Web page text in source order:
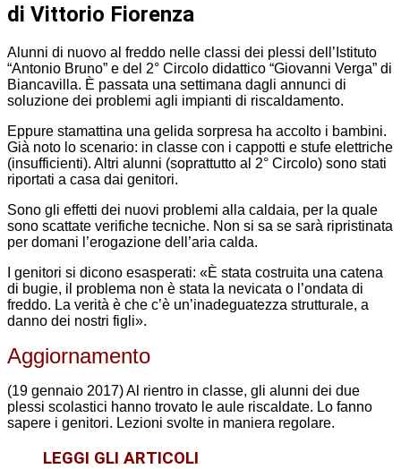
di Vittorio Fiorenza
Alunni di nuovo al freddo nelle classi dei plessi dell’Istituto
“Antonio Bruno” e del 2° Circolo didattico “Giovanni Verga” di
Biancavilla. È passata una settimana dagli annunci di
soluzione dei problemi agli impianti di riscaldamento.
Eppure stamattina una gelida sorpresa ha accolto i bambini.
Già noto lo scenario: in classe con i cappotti e stufe elettriche
(insufficienti). Altri alunni (soprattutto al 2° Circolo) sono stati
riportati a casa dai genitori.
Sono gli effetti dei nuovi problemi alla caldaia, per la quale
sono scattate verifiche tecniche. Non si sa se sarà ripristinata
per domani l’erogazione dell’aria calda.
I genitori si dicono esasperati: «È stata costruita una catena
di bugie, il problema non è stata la nevicata o l’ondata di
freddo. La verità è che c’è un’inadeguatezza strutturale, a
danno dei nostri figli».
Aggiornamento
(19 gennaio 2017) Al rientro in classe, gli alunni dei due
plessi scolastici hanno trovato le aule riscaldate. Lo fanno
sapere i genitori. Lezioni svolte in maniera regolare.
LEGGI GLI ARTICOLI